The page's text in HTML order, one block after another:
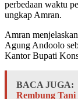
perbedaan waktu
ungkap Amran.
Amran
Agung Andoolo
Kantor Bupati
BACA JUGA:
Rembung Tani